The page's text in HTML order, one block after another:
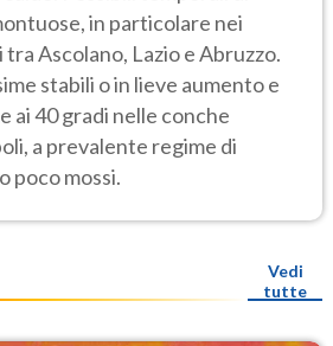
in particolare nei
Ascolano, Lazio e Abruzzo.
stabili o in lieve aumento e
ai 40 gradi nelle conche
a prevalente regime di
poco mossi.
Vedi
tutte